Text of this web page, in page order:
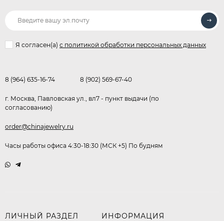
Я согласен(a) с политикой обработки персональных данных
8 (964) 635-16-74 8 (902) 569-67-40
г. Москва, Павловская ул., вл7 - пункт выдачи (по
согласованию)
order@chinajewelry.ru
Часы работы офиса 4:30-18:30 (МСК +5) По будням
ЛИЧНЫЙ РАЗДЕЛ ИНФОРМАЦИЯ